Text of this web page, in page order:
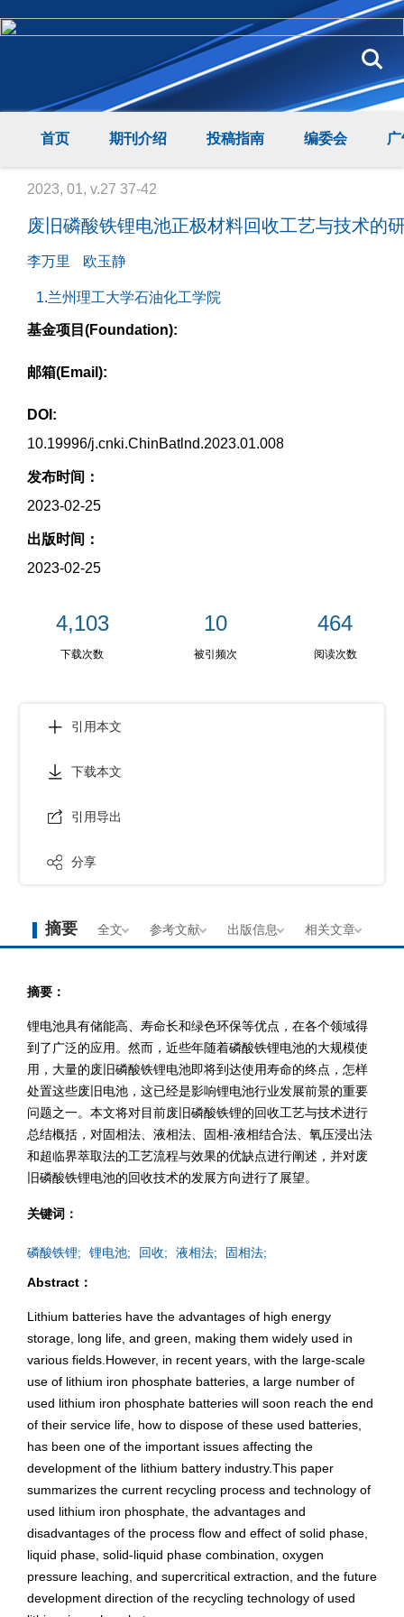
首页 期刊介绍 投稿指南 编委会
2023, 01, v.27 37-42
废旧磷酸铁锂电池正极材料回收工艺与技术的
李万里 欧玉静
1.兰州理工大学石油化工学院
基金项目(Foundation):
邮箱(Email):
DOI:
10.19996/j.cnki.ChinBatlnd.2023.01.008
发布时间：
2023-02-25
出版时间：
2023-02-25
4,103 10 464
下载次数 被引频次 阅读次数
引用本文
下载本文
引用导出
分享
摘要 全文 参考文献 出版信息 相关文章
摘要：
锂电池具有储能高、寿命长和绿色环保等优点，在各个领域得
到了广泛的应用。然而，近些年随着磷酸铁锂电池的大规模使
用，大量的废旧磷酸铁锂电池即将到达使用寿命的终点，怎样
处置这些废旧电池，这已经是影响锂电池行业发展前景的重要
问题之一。本文将对目前废旧磷酸铁锂的回收工艺与技术进行
总结概括，对固相法、液相法、固相-液相结合法、氧压浸出法
和超临界萃取法的工艺流程与效果的优缺点进行阐述，并对废
旧磷酸铁锂电池的回收技术的发展方向进行了展望。
关键词：
磷酸铁锂; 锂电池; 回收; 液相法; 固相法;
Abstract：
Lithium batteries have the advantages of high energy
storage, long life, and green, making them widely used in
various fields.However, in recent years, with the large-scale
use of lithium iron phosphate batteries, a large number of
used lithium iron phosphate batteries will soon reach the end
of their service life, how to dispose of these used batteries,
has been one of the important issues affecting the
development of the lithium battery industry.This paper
summarizes the current recycling process and technology of
used lithium iron phosphate, the advantages and
disadvantages of the process flow and effect of solid phase,
liquid phase, solid-liquid phase combination, oxygen
pressure leaching, and supercritical extraction, and the future
development direction of the recycling technology of used